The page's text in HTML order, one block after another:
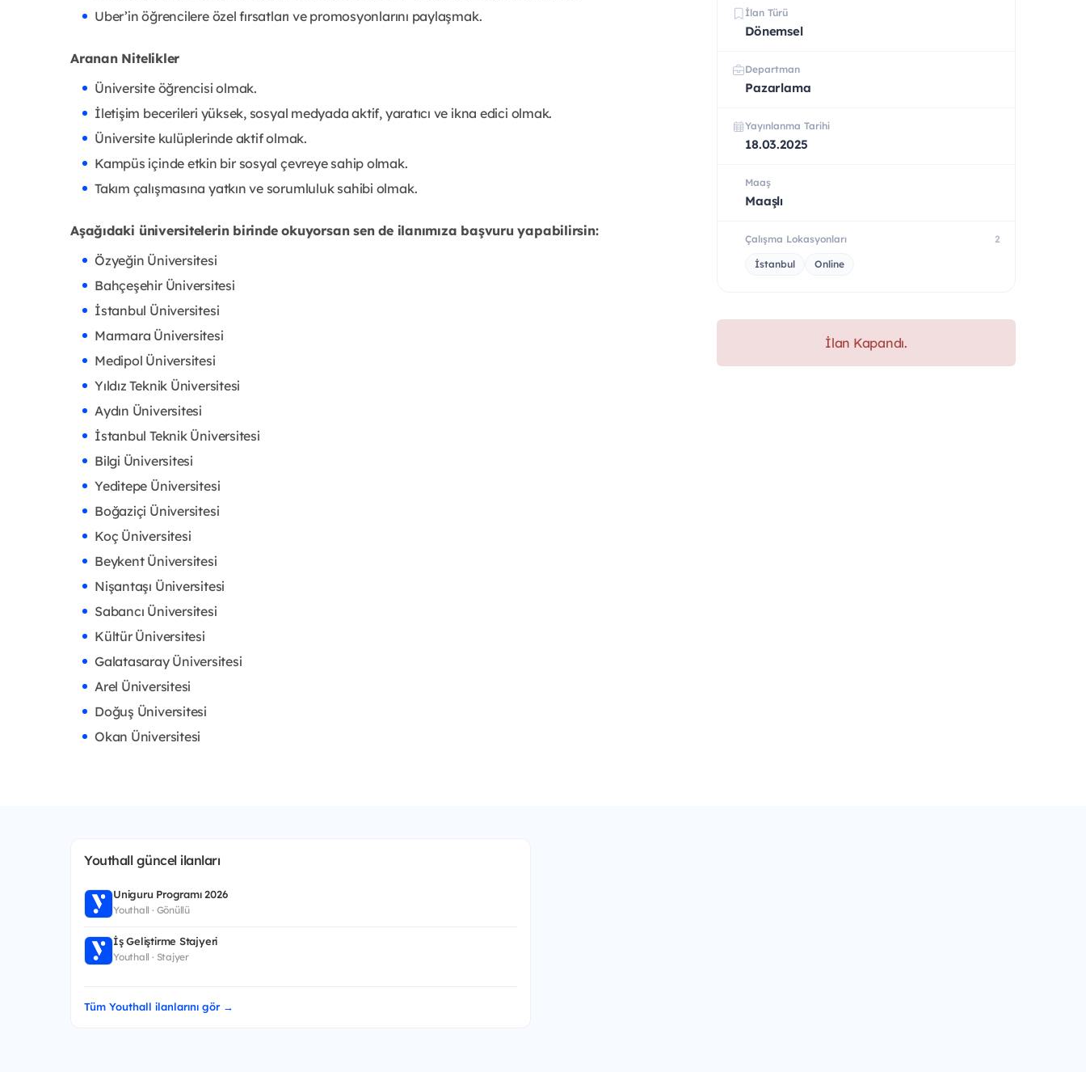
Uber’in öğrencilere özel fırsatları ve promosyonlarını paylaşmak.
Aranan Nitelikler
Üniversite öğrencisi olmak.
İletişim becerileri yüksek, sosyal medyada aktif, yaratıcı ve ikna edici olmak.
Üniversite kulüplerinde aktif olmak.
Kampüs içinde etkin bir sosyal çevreye sahip olmak.
Takım çalışmasına yatkın ve sorumluluk sahibi olmak.
Aşağıdaki üniversitelerin birinde okuyorsan sen de ilanımıza başvuru yapabilirsin:
Özyeğin Üniversitesi
Bahçeşehir Üniversitesi
İstanbul Üniversitesi
Marmara Üniversitesi
Medipol Üniversitesi
Yıldız Teknik Üniversitesi
Aydın Üniversitesi
İstanbul Teknik Üniversitesi
Bilgi Üniversitesi
Yeditepe Üniversitesi
Boğaziçi Üniversitesi
Koç Üniversitesi
Beykent Üniversitesi
Nişantaşı Üniversitesi
Sabancı Üniversitesi
Kültür Üniversitesi
Galatasaray Üniversitesi
Arel Üniversitesi
Doğuş Üniversitesi
Okan Üniversitesi
İlan Türü
Dönemsel
Departman
Pazarlama
Yayınlanma Tarihi
18.03.2025
Maaş
Maaşlı
Çalışma Lokasyonları 2
İstanbul Online
İlan Kapandı.
Youthall güncel ilanları
Uniguru Programı 2026
Youthall · Gönüllü
İş Geliştirme Stajyeri
Youthall · Stajyer
Tüm Youthall ilanlarını gör →